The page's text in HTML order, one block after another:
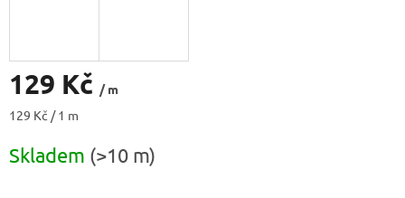
129 Kč / m
Měrná
129 Kč / 1 m
Skladem (>10 m)